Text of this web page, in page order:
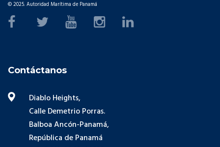
© 2025. Autoridad Marítima de Panamá
Contáctanos
Diablo Heights,
Calle Demetrio Porras.
Balboa Ancón-Panamá,
República de Panamá